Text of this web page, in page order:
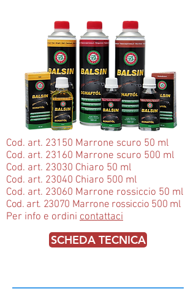
Cod. art. 23150 Marrone scuro 50 ml
Cod. art. 23160 Marrone scuro 500 ml
Cod. art. 23030 Chiaro 50 ml
Cod. art. 23040 Chiaro 500 ml
Cod. art. 23060 Marrone rossiccio 50 ml
Cod. art. 23070 Marrone rossiccio 500 ml
Per info e ordini contattaci
SCHEDA TECNICA